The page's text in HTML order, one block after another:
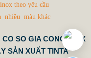
VNĐ
INOX TINTA
theo yêu cầu
nhiều màu khác
SO GIA CONG INOX
SẢN XUẤT TINTA